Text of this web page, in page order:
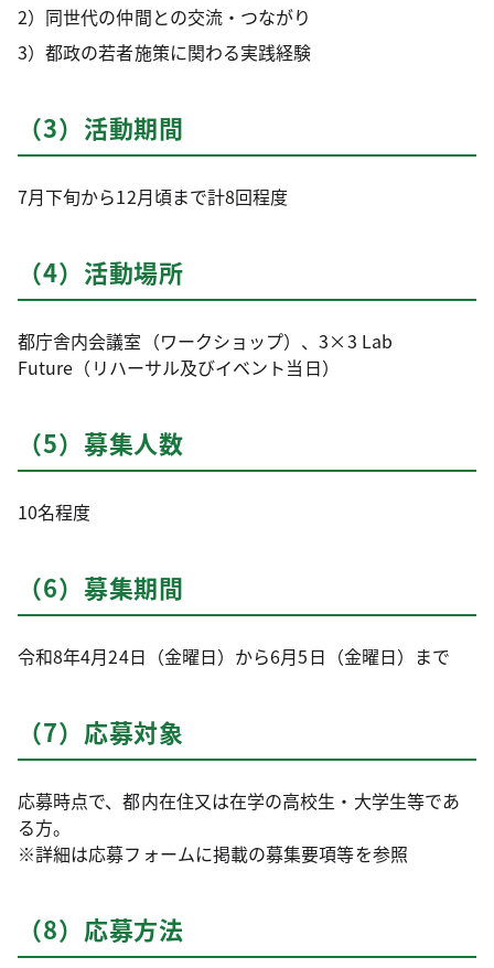
2）同世代の仲間との交流・つながり
3）都政の若者施策に関わる実践経験
（3）活動期間
7月下旬から12月頃まで計8回程度
（4）活動場所
都庁舎内会議室（ワークショップ）、3×3 Lab
Future（リハーサル及びイベント当日）
（5）募集人数
10名程度
（6）募集期間
令和8年4月24日（金曜日）から6月5日（金曜日）まで
（7）応募対象
応募時点で、都内在住又は在学の高校生・大学生等であ
る方。
※詳細は応募フォームに掲載の募集要項等を参照
（8）応募方法